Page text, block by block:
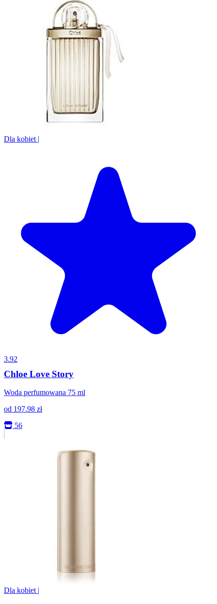
Dla kobiet |
3.92
Chloe Love Story
Woda perfumowana 75 ml
od 197.98 zł
56
Dla kobiet |